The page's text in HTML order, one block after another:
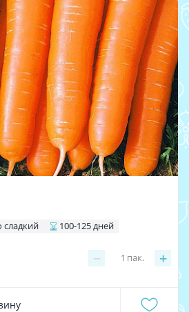
сладкий
100-125 дней
− +
1 пак.